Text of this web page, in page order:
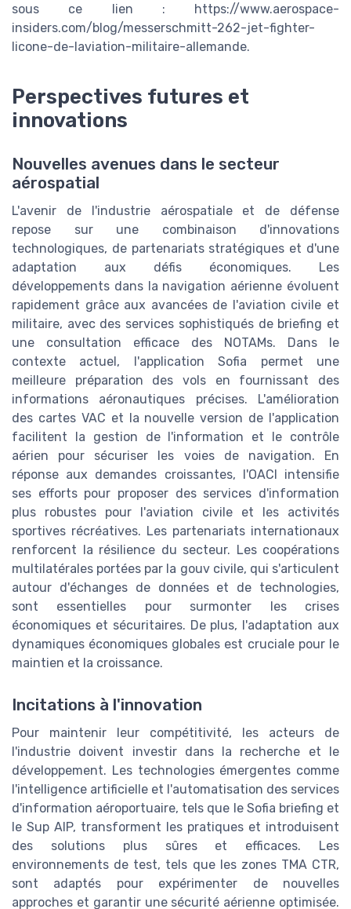
sous ce lien : https://www.aerospace-
insiders.com/blog/messerschmitt-262-jet-fighter-
licone-de-laviation-militaire-allemande.
Perspectives futures et
innovations
Nouvelles avenues dans le secteur
aérospatial
L'avenir de l'industrie aérospatiale et de défense
repose sur une combinaison d'innovations
technologiques, de partenariats stratégiques et d'une
adaptation aux défis économiques. Les
développements dans la navigation aérienne évoluent
rapidement grâce aux avancées de l'aviation civile et
militaire, avec des services sophistiqués de briefing et
une consultation efficace des NOTAMs. Dans le
contexte actuel, l'application Sofia permet une
meilleure préparation des vols en fournissant des
informations aéronautiques précises. L'amélioration
des cartes VAC et la nouvelle version de l'application
facilitent la gestion de l'information et le contrôle
aérien pour sécuriser les voies de navigation. En
réponse aux demandes croissantes, l'OACI intensifie
ses efforts pour proposer des services d'information
plus robustes pour l'aviation civile et les activités
sportives récréatives. Les partenariats internationaux
renforcent la résilience du secteur. Les coopérations
multilatérales portées par la gouv civile, qui s'articulent
autour d'échanges de données et de technologies,
sont essentielles pour surmonter les crises
économiques et sécuritaires. De plus, l'adaptation aux
dynamiques économiques globales est cruciale pour le
maintien et la croissance.
Incitations à l'innovation
Pour maintenir leur compétitivité, les acteurs de
l'industrie doivent investir dans la recherche et le
développement. Les technologies émergentes comme
l'intelligence artificielle et l'automatisation des services
d'information aéroportuaire, tels que le Sofia briefing et
le Sup AIP, transforment les pratiques et introduisent
des solutions plus sûres et efficaces. Les
environnements de test, tels que les zones TMA CTR,
sont adaptés pour expérimenter de nouvelles
approches et garantir une sécurité aérienne optimisée.